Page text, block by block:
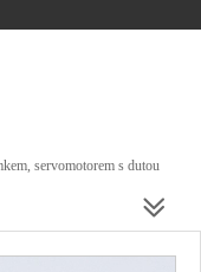
servomotorem s dutou